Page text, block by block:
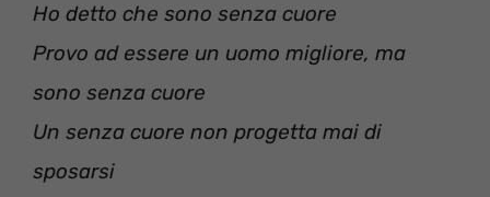
Ho detto che sono senza cuore
Provo ad essere un uomo migliore, ma
sono senza cuore
Un senza cuore non progetta mai di
sposarsi